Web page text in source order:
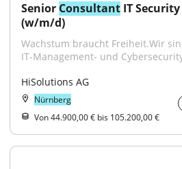
Senior Consultant IT
(w/m/d)
Wachstum braucht Freiheit.Wir
IT-Management- und
HiSolutions AG
Nürnberg
Von 44.900,00 € bis 105.200,00 €